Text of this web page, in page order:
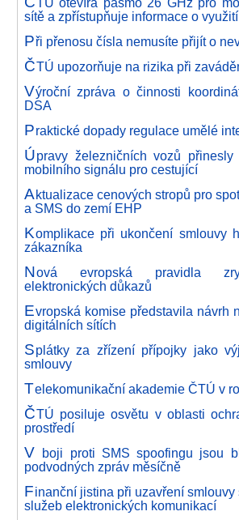
sítě a zpřístupňuje informace o
Při přenosu čísla nemusíte přijít o
ČTÚ upozorňuje na rizika při
Výroční zpráva o činnosti
DSA
Praktické dopady regulace umělé
Úpravy železničních vozů přinesly
mobilního signálu pro cestující
Aktualizace cenových stropů pro
a SMS do zemí EHP
Komplikace při ukončení smlouvy
zákazníka
Nová evropská pravidla
elektronických důkazů
Evropská komise představila návrh
digitálních sítích
Splátky za zřízení přípojky jako
smlouvy
Telekomunikační akademie ČTÚ v
ČTÚ posiluje osvětu v oblasti
prostředí
V boji proti SMS spoofingu jsou
podvodných zpráv měsíčně
Finanční jistina při uzavření smlouvy
služeb elektronických komunikací